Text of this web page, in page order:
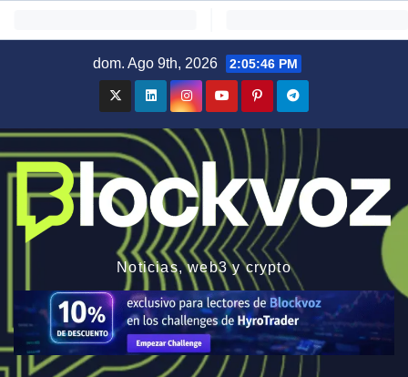
dom. Ago 9th, 2026 2:05:47 PM
Noticias, web3 y crypto